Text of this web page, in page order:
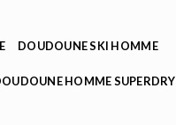
DOUDOUNE SKI HOMME
HOMME SUPERDRY